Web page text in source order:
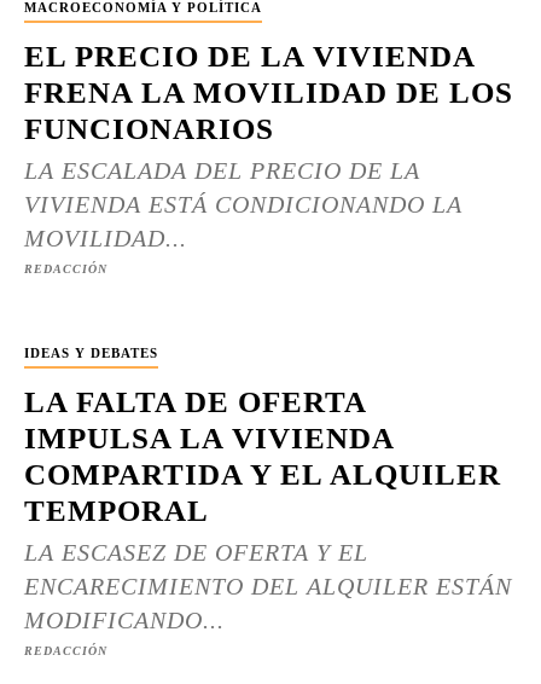
MACROECONOMÍA Y POLÍTICA
EL PRECIO DE LA VIVIENDA
FRENA LA MOVILIDAD DE LOS
FUNCIONARIOS
LA ESCALADA DEL PRECIO DE LA
VIVIENDA ESTÁ CONDICIONANDO LA
MOVILIDAD...
REDACCIÓN
IDEAS Y DEBATES
LA FALTA DE OFERTA
IMPULSA LA VIVIENDA
COMPARTIDA Y EL ALQUILER
TEMPORAL
LA ESCASEZ DE OFERTA Y EL
ENCARECIMIENTO DEL ALQUILER ESTÁN
MODIFICANDO...
REDACCIÓN